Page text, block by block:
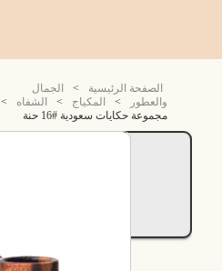
الصفحة الرئيسية >
الجمال
والعطور
> المكياج > الشفاه >
مجموعة حكايات سعودية #16 حنة